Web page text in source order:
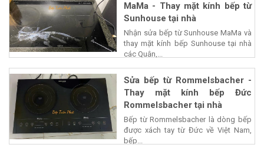
MaMa - Thay mặt kính bếp từ
Sunhouse tại nhà
Nhận sửa bếp từ Sunhouse MaMa và
thay mặt kính bếp Sunhouse tại nhà
các Quận,...
Sửa bếp từ Rommelsbacher -
Thay mặt kính bếp Đức
Rommelsbacher tại nhà
Bếp từ Rommelsbacher là dòng bếp
được xách tay từ Đức về Việt Nam,
bếp...